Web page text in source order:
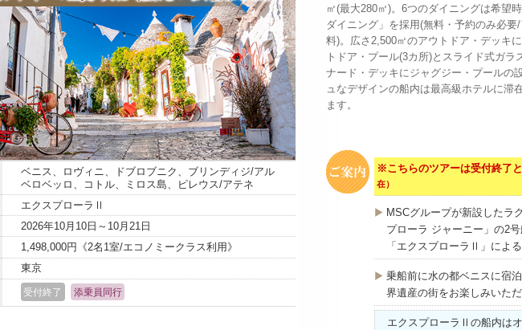
ベニス、ロヴィニ、ドブロブニク、ブリンディジ/アル
ベロベッロ、コトル、ミロス島、ピレウス/アテネ
エクスプローラⅡ
2026年10月10日～10月21日
1,498,000円《2名1室/エコノミークラス利用》
東京
受付終了 添乗員同行
㎡(最大280㎡)。6つのダイニングは希望
ダイニング」を採用(無料・予約のみ必
料)。広さ2,500㎡のアウトドア・デッキ
トドア・プール(3カ所)とスライド式ガ
ナード・デッキにジャグジー・プールの
ュなデザインの船内は最高級ホテルに滞
ます。
※こちらのツアーは受付終了と
在）
MSCグループが新設したラ
プローラ ジャーニー」の2
「エクスプローラⅡ」によ
乗船前に水の都ベニスに宿
界遺産の街をお楽しみいただ
エクスプローラⅡの船内は